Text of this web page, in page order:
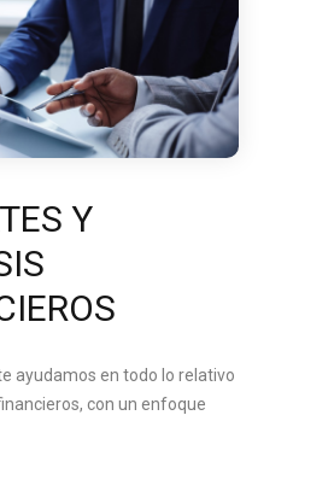
Y
ayudamos en todo lo relativo
con un enfoque